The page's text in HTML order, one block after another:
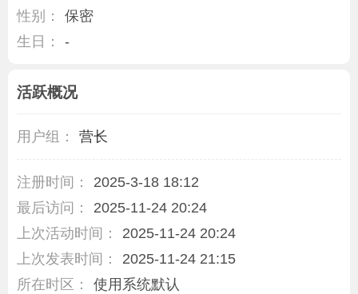
性别：
保密
生日：
-
活跃概况
用户组： 营长
注册时间：
2025-3-18 18:12
最后访问：
2025-11-24 20:24
上次活动时间：
2025-11-24 20:24
上次发表时间：
2025-11-24 21:15
所在时区：
使用系统默认